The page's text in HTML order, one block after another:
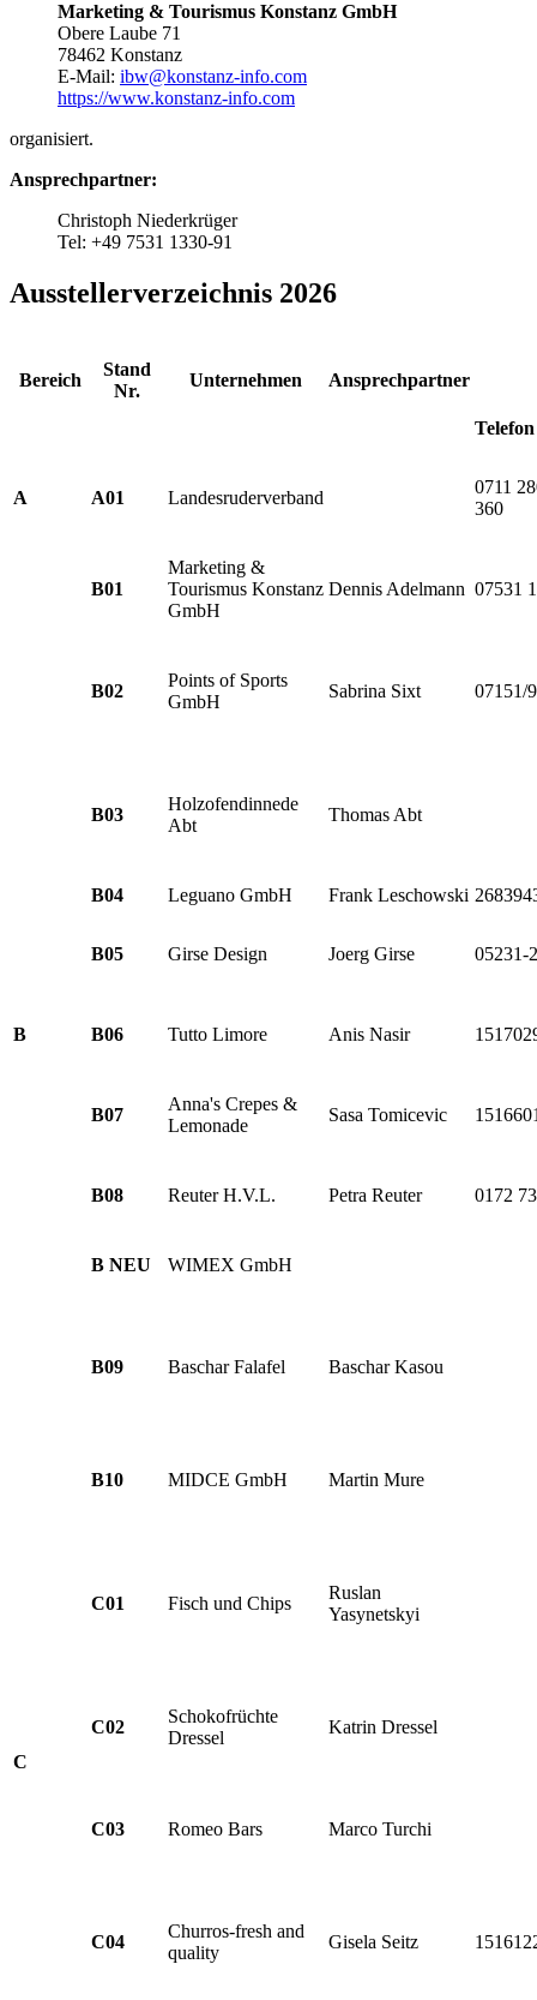
Marketing & Tourismus Konstanz GmbH
Obere Laube 71
78462 Konstanz
E-Mail: ibw@konstanz-info.com
https://www.konstanz-info.com
organisiert.
Ansprechpartner:
Christoph Niederkrüger
Tel: +49 7531 1330-91
Ausstellerverzeichnis 2026
Bereich
Stand
Nr.
Unternehmen Ansprechpartner
Telefon
A A01 Landesruderverband
0711
360
B
B01
Marketing &
Tourismus Konstanz
GmbH
Dennis Adelmann 07531
B02
Points of Sports
GmbH
Sabrina Sixt 07151/
B03
Holzofendinnede
Abt
Thomas Abt
B04 Leguano GmbH Frank Leschowski
B05 Girse Design Joerg Girse 05231-
B06 Tutto Limore Anis Nasir
B07
Anna's Crepes &
Lemonade
Sasa Tomicevic
B08 Reuter H.V.L. Petra Reuter 0172
B NEU WIMEX GmbH
B09 Baschar Falafel Baschar Kasou
B10 MIDCE GmbH Martin Mure
C
C01 Fisch und Chips
Ruslan
Yasynetskyi
C02
Schokofrüchte
Dressel
Katrin Dressel
C03 Romeo Bars Marco Turchi
C04
Churros-fresh and
quality
Gisela Seitz